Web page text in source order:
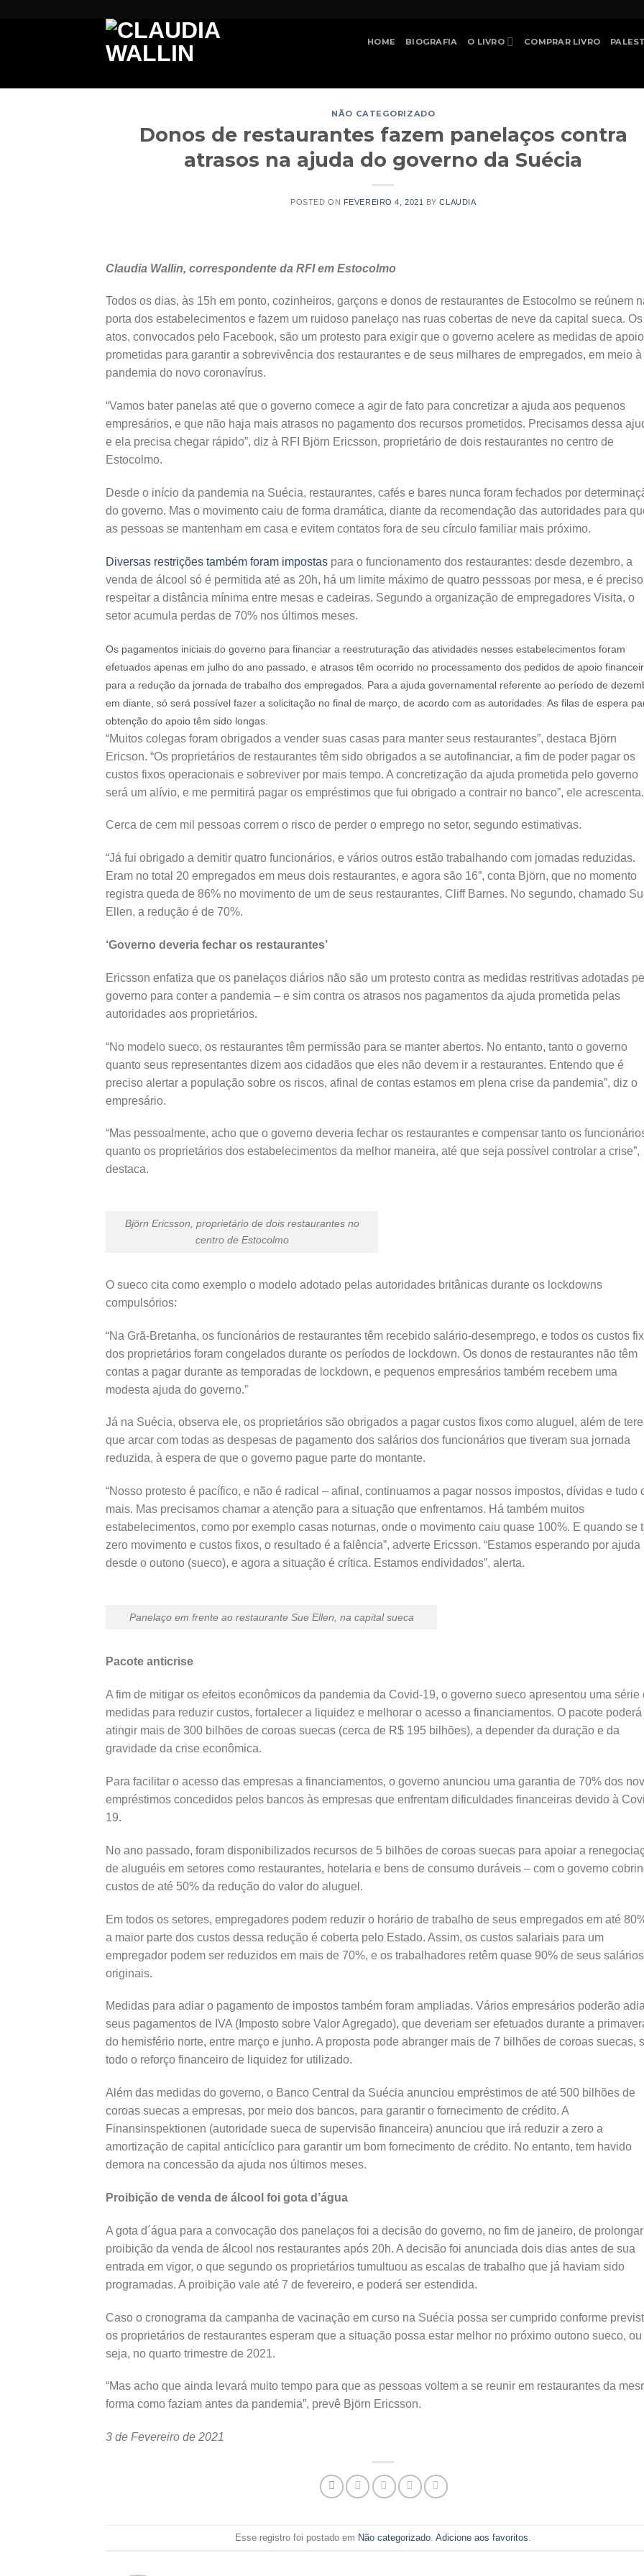
HOME BIOGRAFIA O LIVRO COMPRAR LIVRO
NÃO CATEGORIZADO
Donos de restaurantes fazem panelaços contra
atrasos na ajuda do governo da Suécia
POSTED ON FEVEREIRO 4, 2021 BYCLAUDIA
Claudia Wallin, correspondente da RFI em Estocolmo
Todos os dias, às 15h em ponto, cozinheiros, garçons e donos de restaurantes de Estocolmo se reúnem
porta dos estabelecimentos e fazem um ruidoso panelaço nas ruas cobertas de neve da capital sueca. Os
atos, convocados pelo Facebook, são um protesto para exigir que o governo acelere as medidas de apoio
prometidas para garantir a sobrevivência dos restaurantes e de seus milhares de empregados, em meio à
pandemia do novo coronavírus.
“Vamos bater panelas até que o governo comece a agir de fato para concretizar a ajuda aos pequenos
empresários, e que não haja mais atrasos no pagamento dos recursos prometidos. Precisamos dessa
e ela precisa chegar rápido”, diz à RFI Björn Ericsson, proprietário de dois restaurantes no centro de
Estocolmo.
Desde o início da pandemia na Suécia, restaurantes, cafés e bares nunca foram fechados por
do governo. Mas o movimento caiu de forma dramática, diante da recomendação das autoridades para
as pessoas se mantenham em casa e evitem contatos fora de seu círculo familiar mais próximo.
Diversas restrições também foram impostas para o funcionamento dos restaurantes: desde dezembro, a
venda de álcool só é permitida até as 20h, há um limite máximo de quatro pesssoas por mesa, e é preciso
respeitar a distância mínima entre mesas e cadeiras. Segundo a organização de empregadores Visita, o
setor acumula perdas de 70% nos últimos meses.
Os pagamentos iniciais do governo para financiar a reestruturação das atividades nesses estabelecimentos foram
efetuados apenas em julho do ano passado, e atrasos têm ocorrido no processamento dos pedidos de apoio
para a redução da jornada de trabalho dos empregados. Para a ajuda governamental referente ao período de
em diante, só será possível fazer a solicitação no final de março, de acordo com as autoridades. As filas de espera
obtenção do apoio têm sido longas.
“Muitos colegas foram obrigados a vender suas casas para manter seus restaurantes”, destaca Björn
Ericson. “Os proprietários de restaurantes têm sido obrigados a se autofinanciar, a fim de poder pagar os
custos fixos operacionais e sobreviver por mais tempo. A concretização da ajuda prometida pelo governo
será um alívio, e me permitirá pagar os empréstimos que fui obrigado a contrair no banco”, ele acrescenta.
Cerca de cem mil pessoas correm o risco de perder o emprego no setor, segundo estimativas.
“Já fui obrigado a demitir quatro funcionários, e vários outros estão trabalhando com jornadas reduzidas.
Eram no total 20 empregados em meus dois restaurantes, e agora são 16”, conta Björn, que no momento
registra queda de 86% no movimento de um de seus restaurantes, Cliff Barnes. No segundo, chamado
Ellen, a redução é de 70%.
‘Governo deveria fechar os restaurantes’
Ericsson enfatiza que os panelaços diários não são um protesto contra as medidas restritivas adotadas
governo para conter a pandemia – e sim contra os atrasos nos pagamentos da ajuda prometida pelas
autoridades aos proprietários.
“No modelo sueco, os restaurantes têm permissão para se manter abertos. No entanto, tanto o governo
quanto seus representantes dizem aos cidadãos que eles não devem ir a restaurantes. Entendo que é
preciso alertar a população sobre os riscos, afinal de contas estamos em plena crise da pandemia”, diz o
empresário.
“Mas pessoalmente, acho que o governo deveria fechar os restaurantes e compensar tanto os
quanto os proprietários dos estabelecimentos da melhor maneira, até que seja possível controlar a crise”,
destaca.
Björn Ericsson, proprietário de dois restaurantes no
centro de Estocolmo
O sueco cita como exemplo o modelo adotado pelas autoridades britânicas durante os lockdowns
compulsórios:
“Na Grã-Bretanha, os funcionários de restaurantes têm recebido salário-desemprego, e todos os custos
dos proprietários foram congelados durante os períodos de lockdown. Os donos de restaurantes não têm
contas a pagar durante as temporadas de lockdown, e pequenos empresários também recebem uma
modesta ajuda do governo.”
Já na Suécia, observa ele, os proprietários são obrigados a pagar custos fixos como aluguel, além de
que arcar com todas as despesas de pagamento dos salários dos funcionários que tiveram sua jornada
reduzida, à espera de que o governo pague parte do montante.
“Nosso protesto é pacífico, e não é radical – afinal, continuamos a pagar nossos impostos, dívidas e tudo
mais. Mas precisamos chamar a atenção para a situação que enfrentamos. Há também muitos
estabelecimentos, como por exemplo casas noturnas, onde o movimento caiu quase 100%. E quando se
zero movimento e custos fixos, o resultado é a falência”, adverte Ericsson. “Estamos esperando por ajuda
desde o outono (sueco), e agora a situação é crítica. Estamos endividados”, alerta.
Panelaço em frente ao restaurante Sue Ellen, na capital sueca
Pacote anticrise
A fim de mitigar os efeitos econômicos da pandemia da Covid-19, o governo sueco apresentou uma série
medidas para reduzir custos, fortalecer a liquidez e melhorar o acesso a financiamentos. O pacote poderá
atingir mais de 300 bilhões de coroas suecas (cerca de R$ 195 bilhões), a depender da duração e da
gravidade da crise econômica.
Para facilitar o acesso das empresas a financiamentos, o governo anunciou uma garantia de 70% dos
empréstimos concedidos pelos bancos às empresas que enfrentam dificuldades financeiras devido à
19.
No ano passado, foram disponibilizados recursos de 5 bilhões de coroas suecas para apoiar a
de aluguéis em setores como restaurantes, hotelaria e bens de consumo duráveis – com o governo
custos de até 50% da redução do valor do aluguel.
Em todos os setores, empregadores podem reduzir o horário de trabalho de seus empregados em até
a maior parte dos custos dessa redução é coberta pelo Estado. Assim, os custos salariais para um
empregador podem ser reduzidos em mais de 70%, e os trabalhadores retêm quase 90% de seus salários
originais.
Medidas para adiar o pagamento de impostos também foram ampliadas. Vários empresários poderão
seus pagamentos de IVA (Imposto sobre Valor Agregado), que deveriam ser efetuados durante a
do hemisfério norte, entre março e junho. A proposta pode abranger mais de 7 bilhões de coroas suecas,
todo o reforço financeiro de liquidez for utilizado.
Além das medidas do governo, o Banco Central da Suécia anunciou empréstimos de até 500 bilhões de
coroas suecas a empresas, por meio dos bancos, para garantir o fornecimento de crédito. A
Finansinspektionen (autoridade sueca de supervisão financeira) anunciou que irá reduzir a zero a
amortização de capital anticíclico para garantir um bom fornecimento de crédito. No entanto, tem havido
demora na concessão da ajuda nos últimos meses.
Proibição de venda de álcool foi gota d’água
A gota d´água para a convocação dos panelaços foi a decisão do governo, no fim de janeiro, de
proibição da venda de álcool nos restaurantes após 20h. A decisão foi anunciada dois dias antes de sua
entrada em vigor, o que segundo os proprietários tumultuou as escalas de trabalho que já haviam sido
programadas. A proibição vale até 7 de fevereiro, e poderá ser estendida.
Caso o cronograma da campanha de vacinação em curso na Suécia possa ser cumprido conforme
os proprietários de restaurantes esperam que a situação possa estar melhor no próximo outono sueco, ou
seja, no quarto trimestre de 2021.
“Mas acho que ainda levará muito tempo para que as pessoas voltem a se reunir em restaurantes da
forma como faziam antes da pandemia”, prevê Björn Ericsson.
3 de Fevereiro de 2021
Esse registro foi postado em Não categorizado .Adicione aos favoritos